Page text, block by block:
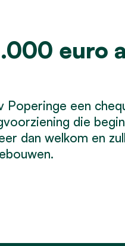
euro
Poperinge een
die
dan welkom en